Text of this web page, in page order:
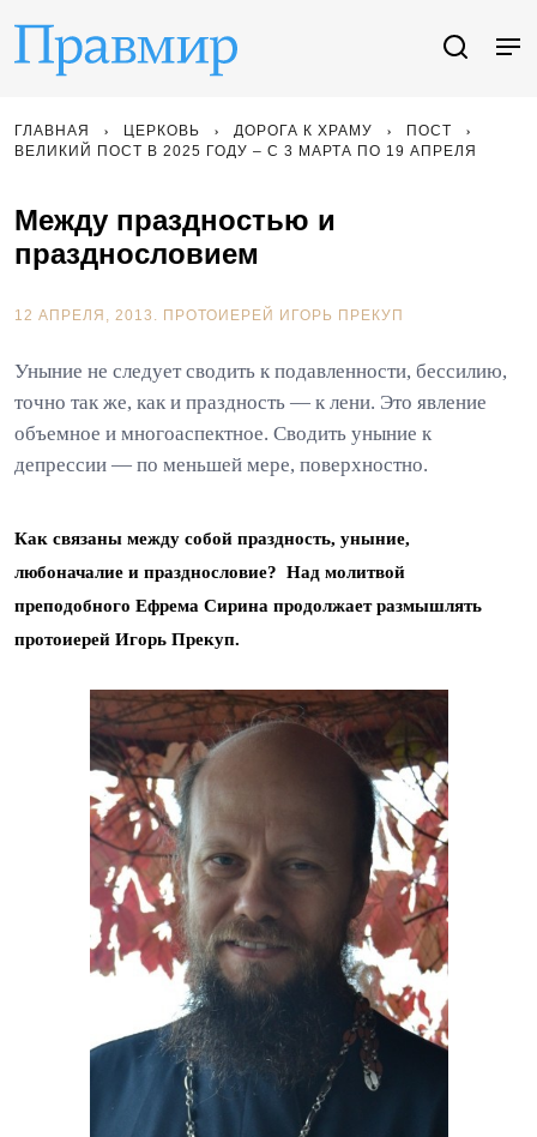
ГЛАВНАЯ ЦЕРКОВЬ ДОРОГА К ХРАМУ
ПОСТ
ВЕЛИКИЙ ПОСТ В 2025 ГОДУ – С 3 МАРТА ПО 19 АПРЕЛЯ
Между праздностью и
празднословием
12 АПРЕЛЯ, 2013. ПРОТОИЕРЕЙ ИГОРЬ ПРЕКУП
Уныние не следует сводить к подавленности, бессилию,
точно так же, как и праздность — к лени. Это явление
объемное и многоаспектное. Сводить уныние к
депрессии — по меньшей мере, поверхностно.
Как связаны между собой праздность, уныние,
любоначалие и празднословие? Над молитвой
преподобного Ефрема Сирина продолжает размышлять
протоиерей Игорь Прекуп.